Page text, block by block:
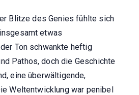
Blitze des Genies fühlte sich
etwas
Ton schwankte heftig
Pathos, doch die Geschichte
eine überwältigende,
Weltentwicklung war penibel